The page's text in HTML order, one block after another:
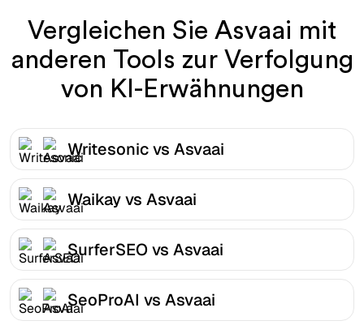
Vergleichen Sie Asvaai mit
anderen Tools zur Verfolgung
von KI-Erwähnungen
Writesonic vs Asvaai
Waikay vs Asvaai
SurferSEO vs Asvaai
SeoProAI vs Asvaai